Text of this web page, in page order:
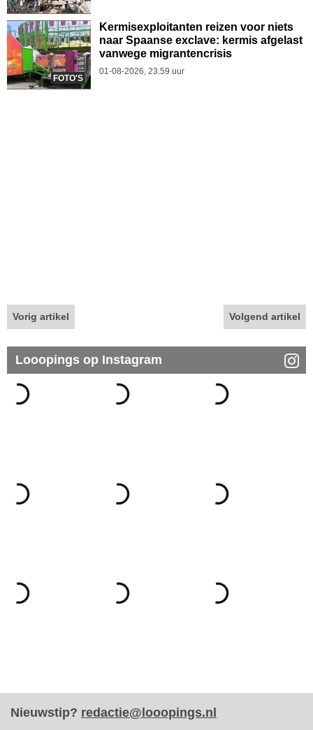
FOTO'S
Kermisexploitanten reizen voor niets
naar Spaanse exclave: kermis afgelast
vanwege migrantencrisis
01-08-2026, 23.59 uur
Vorig artikel Volgend artikel
Looopings op Instagram
Nieuwstip? redactie@looopings.nl